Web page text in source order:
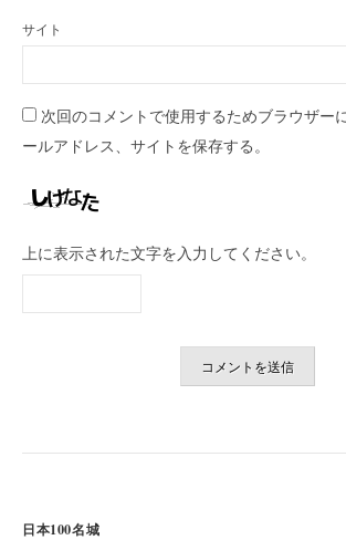
サイト
次回のコメントで使用するためブラウザー
ールアドレス、サイトを保存する。
上に表示された文字を入力してください。
日本100名城